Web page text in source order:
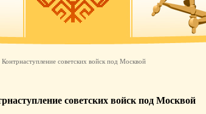
советских войск под Москвой
советских войск под Москвой